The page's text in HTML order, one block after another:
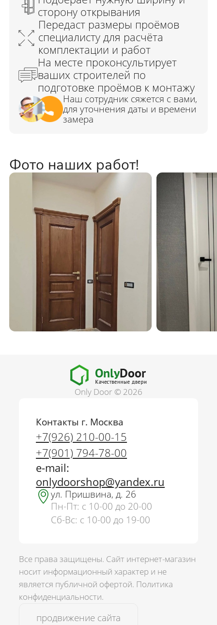
г. Москва
+7(926) 210-00-15
+7(901) 794-78-00
Фото наших работ!
Only Door © 2026
Контакты г. Москва
+7(926) 210-00-15
+7(901) 794-78-00
e-mail:
onlydoorshop@yandex.ru
ул. Пришвина, д. 26
Пн-Пт: с 10-00 до 20-00
Сб-Вс: с 10-00 до 19-00
Все права защищены. Сайт интернет-магазин
носит информационный характер и не
является публичной офертой. Политика
конфиденциальности.
продвижение сайта